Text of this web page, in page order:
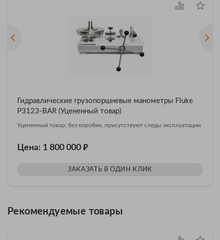
Гидравлические грузопоршневые манометры Fluke
P3123-BAR (Уцененный товар)
Уцененный товар: без коробки, присутствуют следы эксплуатации
Цена: 1 800 000 ₽
ЗАКАЗАТЬ В ОДИН КЛИК
Рекомендуемые товары